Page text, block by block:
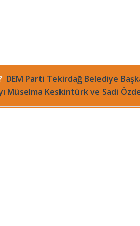
DEM Parti Tekirdağ Belediye
Müselma Keskintürk ve Sadi